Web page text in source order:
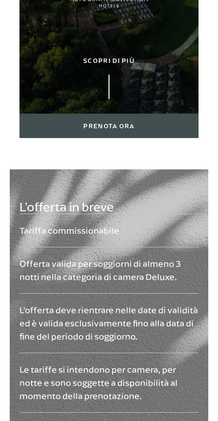
SCOPRI DI PIÙ
PRENOTA ORA
L'offerta in breve
Tariffa commissionabile
Offerta valida per soggiorni di almeno 3
notti nella categoria di camera Deluxe.
L’offerta deve rientrare nelle date di validità
ed è valida esclusivamente fino alla data di
fine del periodo di soggiorno.
Le tariffe si intendono per camera, per
notte e sono soggette a disponibilità al
momento della prenotazione.